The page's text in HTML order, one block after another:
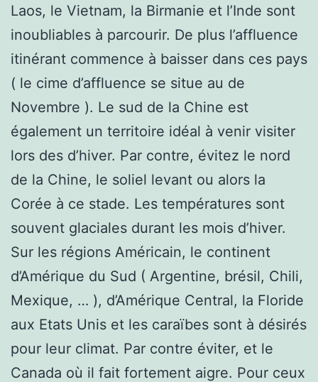
Laos, le Vietnam, la Birmanie et l’Inde sont
inoubliables à parcourir. De plus l’affluence
itinérant commence à baisser dans ces pays
( le cime d’affluence se situe au de
Novembre ). Le sud de la Chine est
également un territoire idéal à venir visiter
lors des d’hiver. Par contre, évitez le nord
de la Chine, le soliel levant ou alors la
Corée à ce stade. Les températures sont
souvent glaciales durant les mois d’hiver.
Sur les régions Américain, le continent
d’Amérique du Sud ( Argentine, brésil, Chili,
Mexique, … ), d’Amérique Central, la Floride
aux Etats Unis et les caraïbes sont à désirés
pour leur climat. Par contre éviter, et le
Canada où il fait fortement aigre. Pour ceux